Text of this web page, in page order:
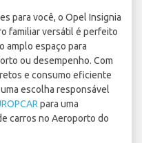
para você, o Opel Insignia
familiar versátil é perfeito
amplo espaço para
ou desempenho. Com
e consumo eficiente
escolha responsável
para uma
carros no Aeroporto do